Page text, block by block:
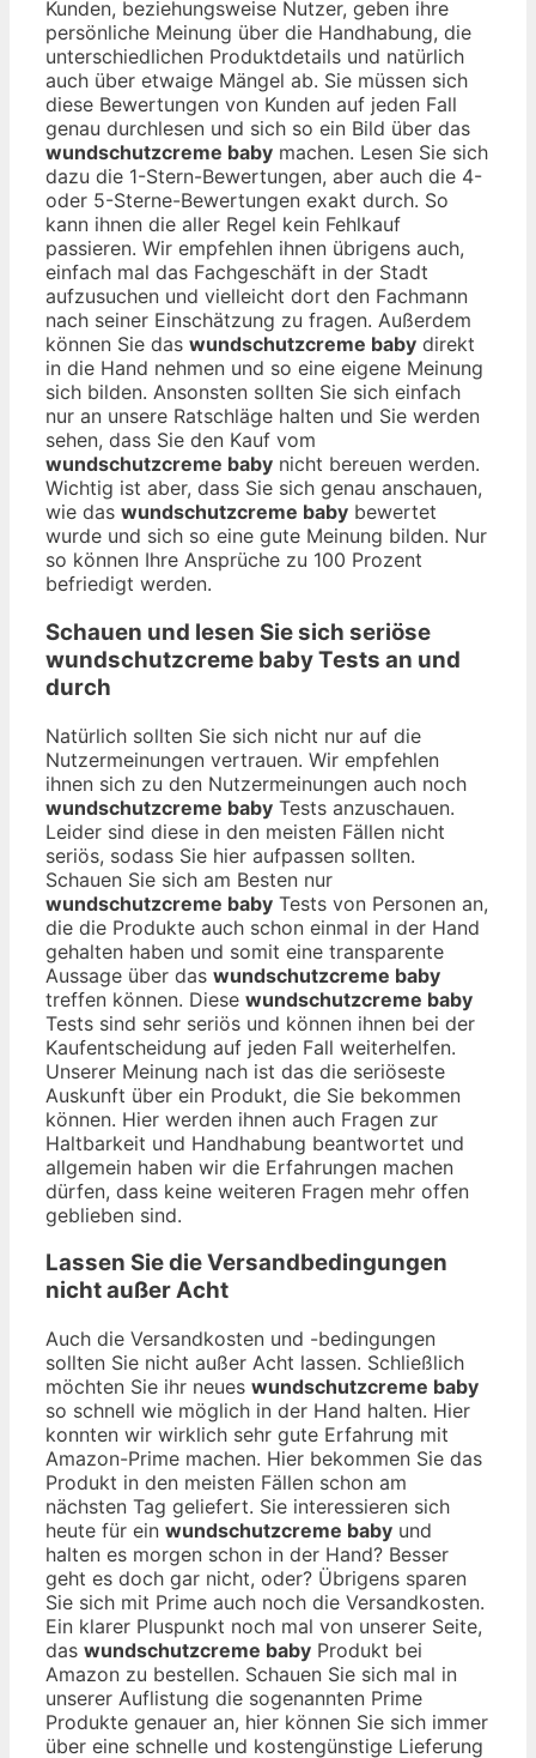
Kunden, beziehungsweise Nutzer, geben ihre
persönliche Meinung über die Handhabung, die
unterschiedlichen Produktdetails und natürlich
auch über etwaige Mängel ab. Sie müssen sich
diese Bewertungen von Kunden auf jeden Fall
genau durchlesen und sich so ein Bild über das
wundschutzcreme baby machen. Lesen Sie sich
dazu die 1-Stern-Bewertungen, aber auch die 4-
oder 5-Sterne-Bewertungen exakt durch. So
kann ihnen die aller Regel kein Fehlkauf
passieren. Wir empfehlen ihnen übrigens auch,
einfach mal das Fachgeschäft in der Stadt
aufzusuchen und vielleicht dort den Fachmann
nach seiner Einschätzung zu fragen. Außerdem
können Sie das wundschutzcreme baby direkt
in die Hand nehmen und so eine eigene Meinung
sich bilden. Ansonsten sollten Sie sich einfach
nur an unsere Ratschläge halten und Sie werden
sehen, dass Sie den Kauf vom
wundschutzcreme baby nicht bereuen werden.
Wichtig ist aber, dass Sie sich genau anschauen,
wie das wundschutzcreme baby bewertet
wurde und sich so eine gute Meinung bilden. Nur
so können Ihre Ansprüche zu 100 Prozent
befriedigt werden.
Schauen und lesen Sie sich seriöse
wundschutzcreme babyTests an und
durch
Natürlich sollten Sie sich nicht nur auf die
Nutzermeinungen vertrauen. Wir empfehlen
ihnen sich zu den Nutzermeinungen auch noch
wundschutzcreme baby Tests anzuschauen.
Leider sind diese in den meisten Fällen nicht
seriös, sodass Sie hier aufpassen sollten.
Schauen Sie sich am Besten nur
wundschutzcreme baby Tests von Personen an,
die die Produkte auch schon einmal in der Hand
gehalten haben und somit eine transparente
Aussage über das wundschutzcreme baby
treffen können. Diese wundschutzcreme baby
Tests sind sehr seriös und können ihnen bei der
Kaufentscheidung auf jeden Fall weiterhelfen.
Unserer Meinung nach ist das die seriöseste
Auskunft über ein Produkt, die Sie bekommen
können. Hier werden ihnen auch Fragen zur
Haltbarkeit und Handhabung beantwortet und
allgemein haben wir die Erfahrungen machen
dürfen, dass keine weiteren Fragen mehr offen
geblieben sind.
Lassen Sie die Versandbedingungen
nicht außer Acht
Auch die Versandkosten und -bedingungen
sollten Sie nicht außer Acht lassen. Schließlich
möchten Sie ihr neues wundschutzcreme baby
so schnell wie möglich in der Hand halten. Hier
konnten wir wirklich sehr gute Erfahrung mit
Amazon-Prime machen. Hier bekommen Sie das
Produkt in den meisten Fällen schon am
nächsten Tag geliefert. Sie interessieren sich
heute für ein wundschutzcreme baby und
halten es morgen schon in der Hand? Besser
geht es doch gar nicht, oder? Übrigens sparen
Sie sich mit Prime auch noch die Versandkosten.
Ein klarer Pluspunkt noch mal von unserer Seite,
das wundschutzcreme baby Produkt bei
Amazon zu bestellen. Schauen Sie sich mal in
unserer Auflistung die sogenannten Prime
Produkte genauer an, hier können Sie sich immer
über eine schnelle und kostengünstige Lieferung